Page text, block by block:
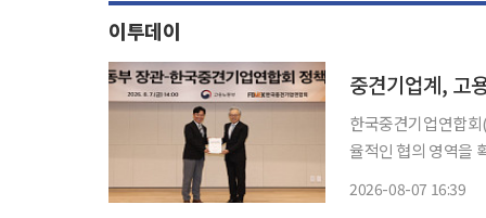
이투데이
중견기업계, 고
한국중견기업연합
율적인 협의 영역을 확
2026-08-07 16:39